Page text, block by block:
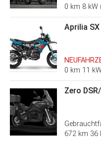
0 km 8 kW
Aprilia
0 km 11
Zero
672 km 36